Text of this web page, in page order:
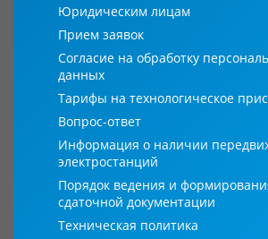
Юридическим лицам
Прием заявок
Согласие на обработку
данных
Тарифы на технологическое
Вопрос-ответ
Информация о наличии
электростанций
Порядок ведения и
сдаточной документации
Техническая политика